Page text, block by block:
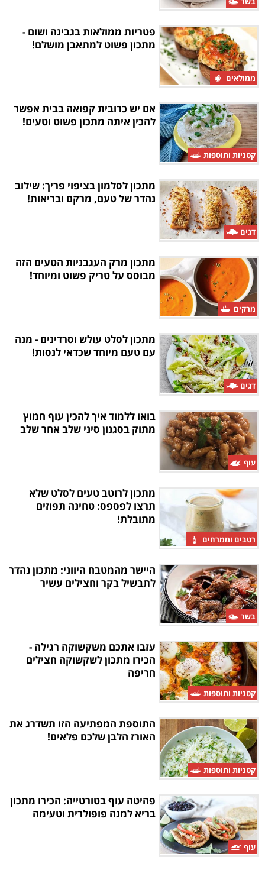
ממולאים
פטריות ממולאות בגבינה ושום -
מתכון פשוט למתאבן מושלם!
קטניות ותוספות
אם יש כרובית קפואה בבית אפשר
להכין איתה מתכון פשוט וטעים!
דגים
מתכון לסלמון בציפוי פריך: שילוב
נהדר של טעם, מרקם ובריאות!
מרקים
מתכון מרק העגבניות הטעים הזה
מבוסס על טריק פשוט ומיוחד!
דגים
מתכון לסלט עולש וסרדינים - מנה
עם טעם מיוחד שכדאי לנסות!
עוף
בואו ללמוד איך להכין עוף חמוץ
מתוק בסגנון סיני שלב אחר שלב
רטבים וממרחים
מתכון לרוטב טעים לסלט שלא
תרצו לפספס: טחינה תפוזים
מתובלת!
בשר
היישר מהמטבח היווני: מתכון נהדר
לתבשיל בקר וחצילים עשיר
קטניות ותוספות
עזבו אתכם משקשוקה רגילה -
הכירו מתכון לשקשוקה חצילים
חריפה
קטניות ותוספות
התוספת המפתיעה הזו תשדרג את
האורז הלבן שלכם פלאים!
עוף
פהיטה עוף בטורטייה: הכירו מתכון
בריא למנה פופולרית וטעימה